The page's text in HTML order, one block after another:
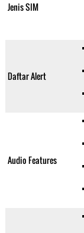
Jenis SIM
Daftar Alert
Audio Features